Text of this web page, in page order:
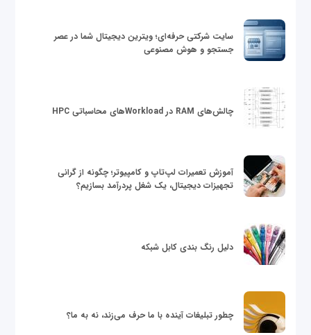
سایت شرکتی حرفه‌ای؛ ویترین دیجیتال شما در عصر
جستجو و هوش مصنوعی
چالش‌های RAM در Workloadهای محاسباتی HPC
آموزش تعمیرات لپ‌تاپ و کامپیوتر؛ چگونه از گرانی
تجهیزات دیجیتال، یک شغل پردرآمد بسازیم؟
دلیل رنگ بندی کابل شبکه
چطور تبلیغات آینده با ما حرف می‌زند، نه به ما؟